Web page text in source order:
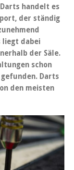
Darts handelt es
der ständig
liegt dabei
der Säle.
schon
Darts
den meisten